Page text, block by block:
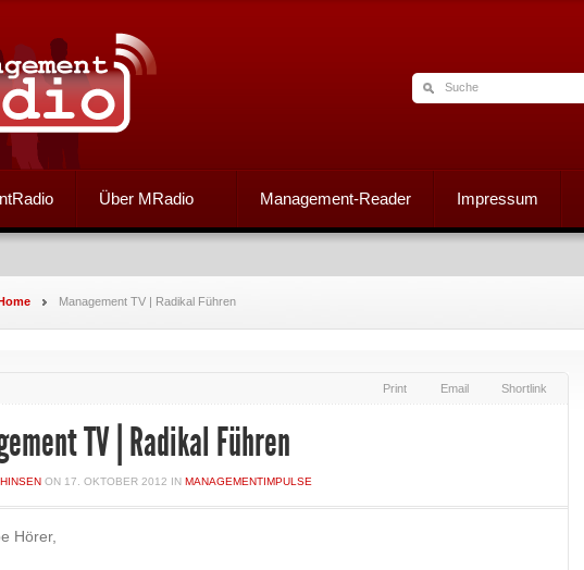
Über MRadio Management-Reader Impressum
Management TV | Radikal Führen
Print Email Shortlink
TV | Radikal Führen
ON 17. OKTOBER 2012 IN MANAGEMENTIMPULSE
Hörer,